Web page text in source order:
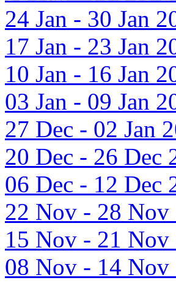
24 Jan - 30 Jan
17 Jan - 23 Jan
10 Jan - 16 Jan
03 Jan - 09 Jan
27 Dec - 02 Jan
20 Dec - 26 Dec
06 Dec - 12 Dec
22 Nov - 28 Nov
15 Nov - 21 Nov
08 Nov - 14 Nov